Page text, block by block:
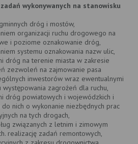
wykonywanych na stanowisku
dróg i mostów,
organizacji ruchu drogowego na
i poziome oznakowanie dróg,
systemu oznakowania nazw ulic,
dróg na terenie miasta w zakresie
zezwoleń na zajmowanie pasa
inwestorów wraz ewentualnymi
zagrożeń dla ruchu,
dróg powiatowych i wojewódzkich i
nich o wykonanie niezbędnych prac
na tych drogach,
związanych z letnim i zimowym
realizację zadań remontowych,